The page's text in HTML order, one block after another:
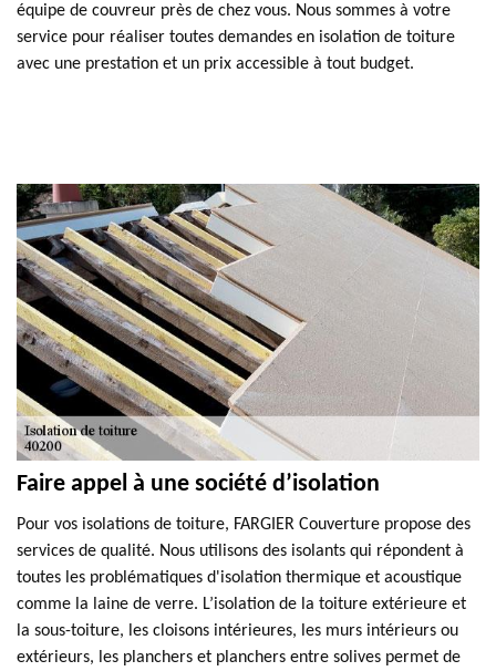
équipe de couvreur près de chez vous. Nous sommes à votre
service pour réaliser toutes demandes en isolation de toiture
avec une prestation et un prix accessible à tout budget.
Faire appel à une société d’isolation
Pour vos isolations de toiture, FARGIER Couverture propose des
services de qualité. Nous utilisons des isolants qui répondent à
toutes les problématiques d'isolation thermique et acoustique
comme la laine de verre. L’isolation de la toiture extérieure et
la sous-toiture, les cloisons intérieures, les murs intérieurs ou
extérieurs, les planchers et planchers entre solives permet de